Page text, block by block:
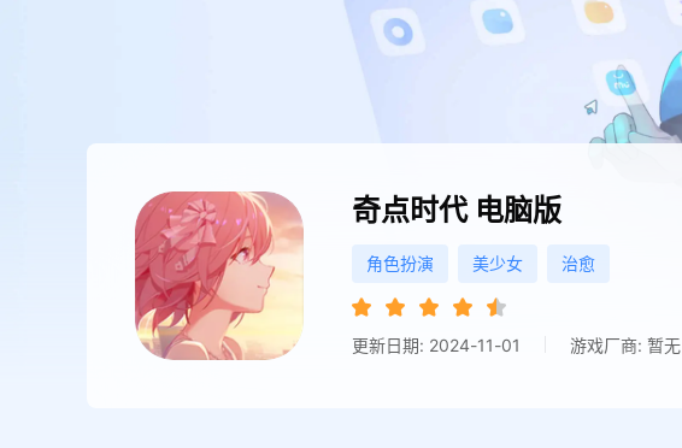
奇点时代 电脑版
角色扮演 美少女 治愈
更新日期: 2024-11-01 游戏厂商: 暂无